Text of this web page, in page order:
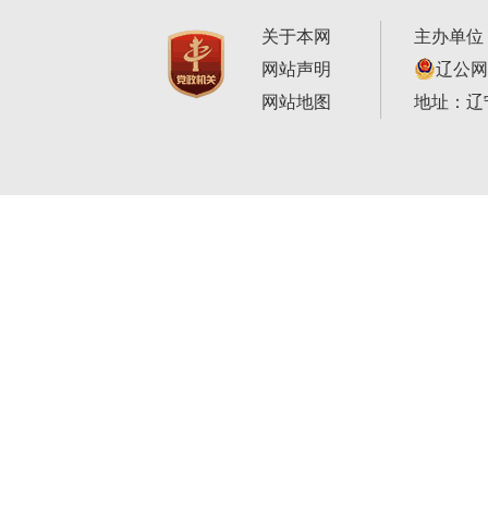
关于本网
网站声明
网站地图
主办单
辽公
地址：辽